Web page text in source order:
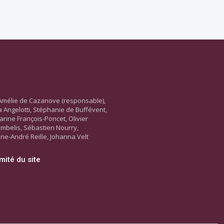
de Cazanove (responsable),
Angelotti, Stéphanie de Buffévent,
François-Poncet, Olivier
Sébastien Nourry,
André Reille, Johanna Velt
du site